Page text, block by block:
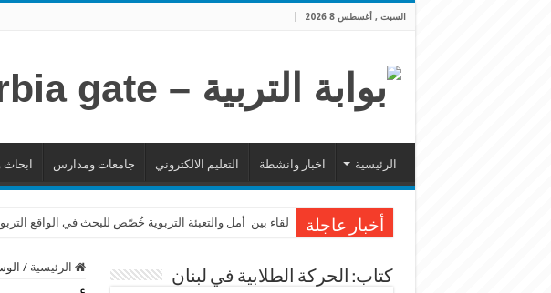
السبت , أغسطس 8 2026
الرئيسية اخبار وانشطة التعليم الالكتروني جامعات ومدارس
أخبار عاجلة لقاء بين أمل والتعبئة التربوية خُصّص للبحث في الواقع
الرئيسية /
كتاب: الحركة الطلابية في لبنان